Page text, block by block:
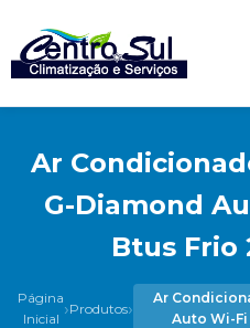
Ar
G-Diamond
Btus Frio
Página
Inicial ›Produtos›
Ar
Auto Wi-Fi